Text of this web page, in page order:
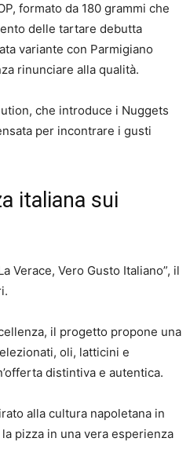
formato da 180 grammi che
delle tartare debutta
variante con Parmigiano
rinunciare alla qualità.
che introduce i Nuggets
per incontrare i gusti
italiana sui
Verace, Vero Gusto Italiano”, il
il progetto propone una
oli, latticini e
distintiva e autentica.
alla cultura napoletana in
pizza in una vera esperienza